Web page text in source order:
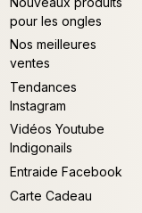
pour les ongles
Nos meilleures
ventes
Tendances
Instagram
Vidéos Youtube
Indigonails
Entraide Facebook
Carte Cadeau